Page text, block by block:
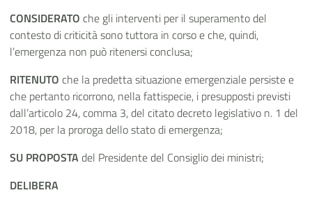
CONSIDERATO che gli interventi per il superamento del
contesto di criticità sono tuttora in corso e che, quindi,
l’emergenza non può ritenersi conclusa;
RITENUTO che la predetta situazione emergenziale persiste e
che pertanto ricorrono, nella fattispecie, i presupposti previsti
dall’articolo 24, comma 3, del citato decreto legislativo n. 1 del
2018, per la proroga dello stato di emergenza;
SU PROPOSTAdel Presidente del Consiglio dei ministri;
DELIBERA